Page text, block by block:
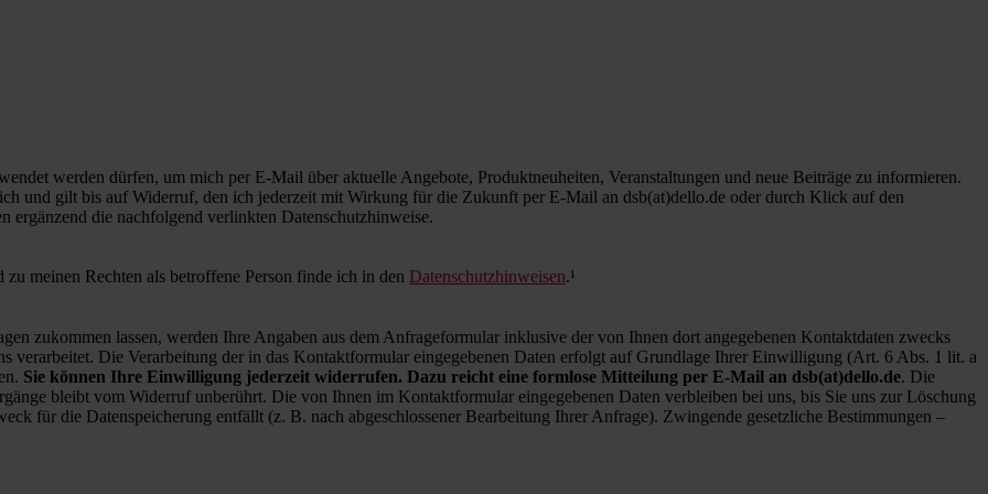
werden dürfen, um mich per E-Mail über aktuelle Angebote, Produktneuheiten, Veranstaltungen und neue Beiträge zu informieren.
und gilt bis auf Widerruf, den ich jederzeit mit Wirkung für die Zukunft per E-Mail an dsb(at)dello.de oder durch Klick auf den
ergänzend die nachfolgend verlinkten Datenschutzhinweise.
meinen Rechten als betroffene Person finde ich in den Datenschutzhinweisen.¹
zukommen lassen, werden Ihre Angaben aus dem Anfrageformular inklusive der von Ihnen dort angegebenen Kontaktdaten zwecks
verarbeitet. Die Verarbeitung der in das Kontaktformular eingegebenen Daten erfolgt auf Grundlage Ihrer Einwilligung (Art. 6 Abs. 1 lit. a
Sie können Ihre Einwilligung jederzeit widerrufen. Dazu reicht eine formlose Mitteilung per E-Mail an dsb(at)dello.de. Die
bleibt vom Widerruf unberührt. Die von Ihnen im Kontaktformular eingegebenen Daten verbleiben bei uns, bis Sie uns zur Löschung
für die Datenspeicherung entfällt (z. B. nach abgeschlossener Bearbeitung Ihrer Anfrage). Zwingende gesetzliche Bestimmungen –